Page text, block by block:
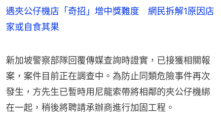
遇夾公仔機店「奇招」增中獎難度 網民拆解1原因店
家或自食其果
新加坡警察部隊回覆傳媒查詢時證實，已接獲相關報
案，案件目前正在調查中。為防止同類危險事件再次
發生，方先生已暫時用尼龍索帶將相鄰的夾公仔機綁
在一起，稍後將聘請承辦商進行加固工程。